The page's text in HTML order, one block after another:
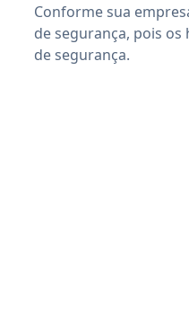
Conforme sua
de segurança, pois
de segurança.